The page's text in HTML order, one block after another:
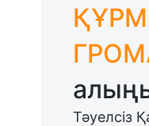
Тәуелсіз